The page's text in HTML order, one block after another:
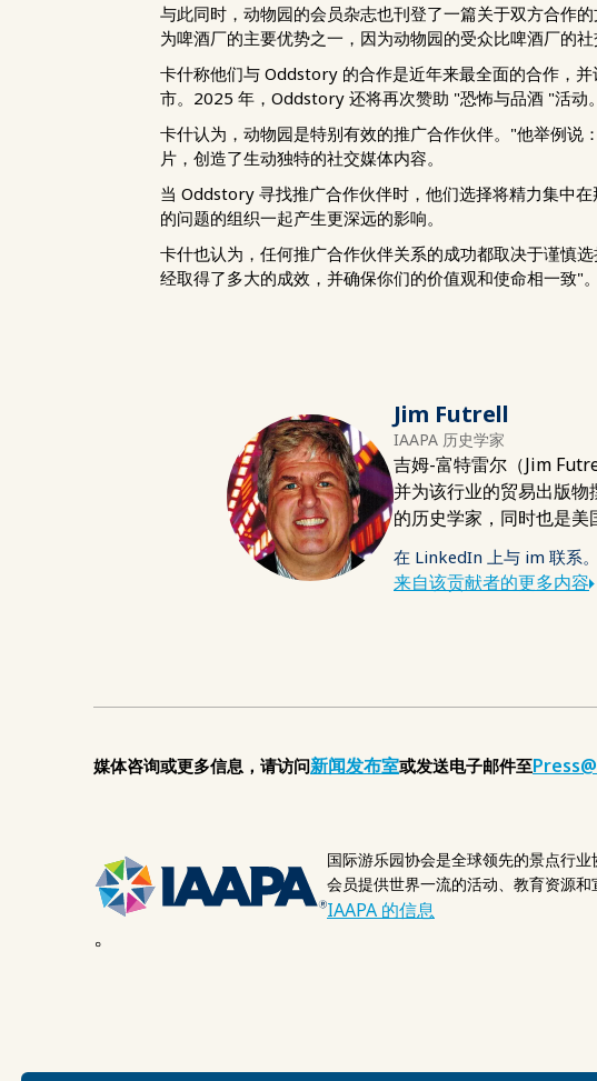
与此同时，动物园的会员杂志也刊登了一篇关于双方合作
为啤酒厂的主要优势之一，因为动物园的受众比啤酒厂的
卡什称他们与 Oddstory 的合作是近年来最全面的合作，
市。2025 年，Oddstory 还将再次赞助 "恐怖与品酒 "活动。
卡什认为，动物园是特别有效的推广合作伙伴。"他举例
片，创造了生动独特的社交媒体内容。
当 Oddstory 寻找推广合作伙伴时，他们选择将精力集中
的问题的组织一起产生更深远的影响。
卡什也认为，任何推广合作伙伴关系的成功都取决于谨慎
经取得了多大的成效，并确保你们的价值观和使命相一致"。
Jim Futrell
IAAPA 历史学家
吉姆-富特雷尔（Jim
并为该行业的贸易出版物
的历史学家，同时也是美
在 LinkedIn 上与 im 联系。
来自该贡献者的更多内容
媒体咨询或更多信息，请访问新闻发布室或发送电子邮件至
国际游乐园协会是全球领先的景点行
会员提供世界一流的活动、教育资源
IAAPA 的信息
。